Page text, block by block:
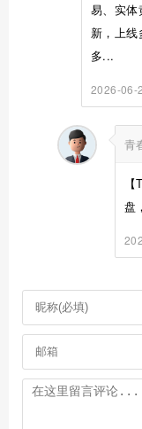
易、实体
新，上线
多...
2026-06-
青
盘